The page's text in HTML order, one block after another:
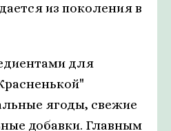
из поколения в
для
ягоды, свежие
добавки. Главным